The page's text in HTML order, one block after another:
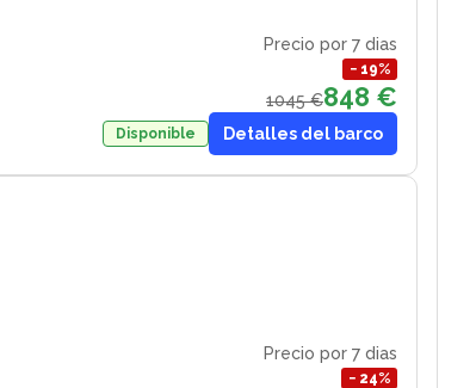
Precio por 7 dias
− 19%
1045 €848 €
Disponible Detalles del barco
Precio por 7 dias
− 24%